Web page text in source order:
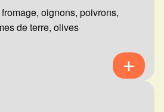
oignons, poivrons,
de terre, olives